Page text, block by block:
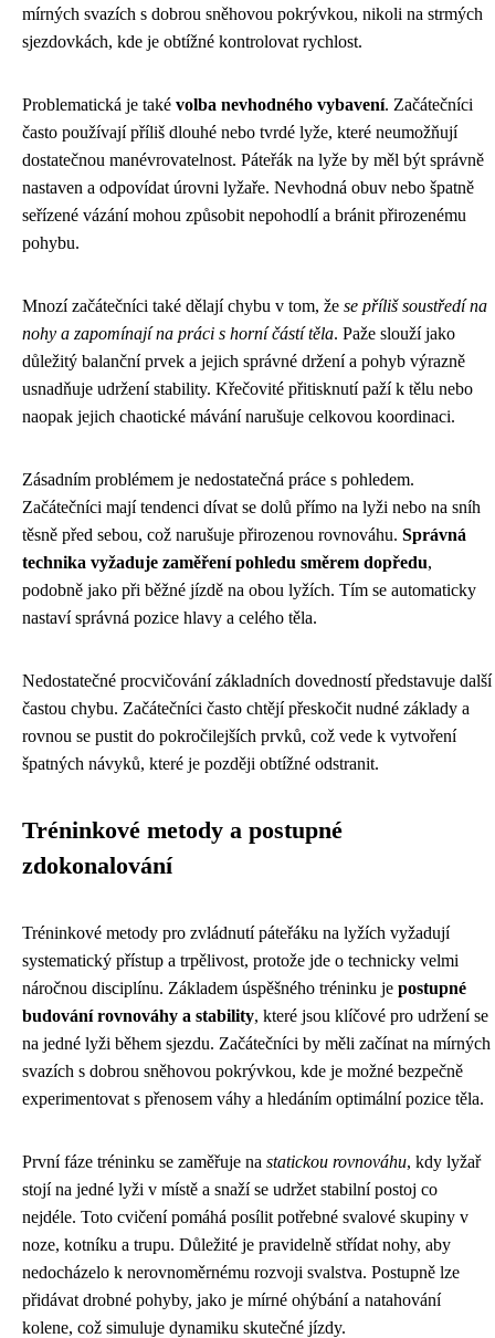
mírných svazích s dobrou sněhovou pokrývkou, nikoli na strmých
sjezdovkách, kde je obtížné kontrolovat rychlost.
Problematická je také volba nevhodného vybavení. Začátečníci
často používají příliš dlouhé nebo tvrdé lyže, které neumožňují
dostatečnou manévrovatelnost. Páteřák na lyže by měl být správně
nastaven a odpovídat úrovni lyžaře. Nevhodná obuv nebo špatně
seřízené vázání mohou způsobit nepohodlí a bránit přirozenému
pohybu.
Mnozí začátečníci také dělají chybu v tom, že se příliš soustředí na
nohy a zapomínají na práci s horní částí těla. Paže slouží jako
důležitý balanční prvek a jejich správné držení a pohyb výrazně
usnadňuje udržení stability. Křečovité přitisknutí paží k tělu nebo
naopak jejich chaotické mávání narušuje celkovou koordinaci.
Zásadním problémem je nedostatečná práce s pohledem.
Začátečníci mají tendenci dívat se dolů přímo na lyži nebo na sníh
těsně před sebou, což narušuje přirozenou rovnováhu. Správná
technika vyžaduje zaměření pohledu směrem dopředu,
podobně jako při běžné jízdě na obou lyžích. Tím se automaticky
nastaví správná pozice hlavy a celého těla.
Nedostatečné procvičování základních dovedností představuje další
častou chybu. Začátečníci často chtějí přeskočit nudné základy a
rovnou se pustit do pokročilejších prvků, což vede k vytvoření
špatných návyků, které je později obtížné odstranit.
Tréninkové metody a postupné
zdokonalování
Tréninkové metody pro zvládnutí páteřáku na lyžích vyžadují
systematický přístup a trpělivost, protože jde o technicky velmi
náročnou disciplínu. Základem úspěšného tréninku je postupné
budování rovnováhy a stability, které jsou klíčové pro udržení se
na jedné lyži během sjezdu. Začátečníci by měli začínat na mírných
svazích s dobrou sněhovou pokrývkou, kde je možné bezpečně
experimentovat s přenosem váhy a hledáním optimální pozice těla.
První fáze tréninku se zaměřuje na statickou rovnováhu, kdy lyžař
stojí na jedné lyži v místě a snaží se udržet stabilní postoj co
nejdéle. Toto cvičení pomáhá posílit potřebné svalové skupiny v
noze, kotníku a trupu. Důležité je pravidelně střídat nohy, aby
nedocházelo k nerovnoměrnému rozvoji svalstva. Postupně lze
přidávat drobné pohyby, jako je mírné ohýbání a natahování
kolene, což simuluje dynamiku skutečné jízdy.